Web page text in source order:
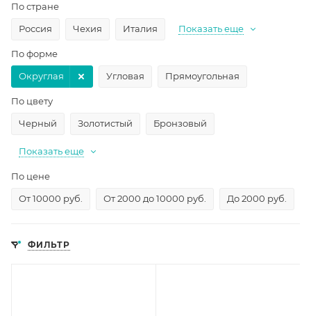
По стране
Россия
Чехия Италия Показать еще
По форме
Угловая
Прямоугольная
Округлая
По цвету
Черный
Золотистый Бронзовый
Показать еще
По цене
От 10000 руб.
От 2000 до 10000 руб. До 2000 руб.
ФИЛЬТР